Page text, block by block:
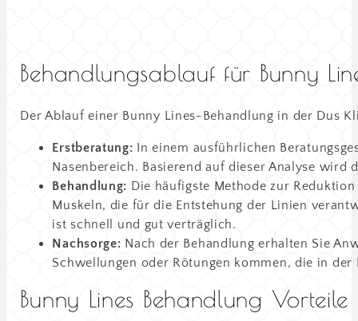
Behandlungsablauf für Bunny
Der Ablauf einer Bunny Lines-Behandlung in der Dus
Erstberatung: In einem ausführlichen
Nasenbereich. Basierend auf dieser Analyse wird
Behandlung: Die häufigste Methode zur
Muskeln, die für die Entstehung der Linien
ist schnell und gut verträglich.
Nachsorge: Nach der Behandlung erhalten Sie
Schwellungen oder Rötungen kommen, die in
Bunny Lines Behandlung Vorteile